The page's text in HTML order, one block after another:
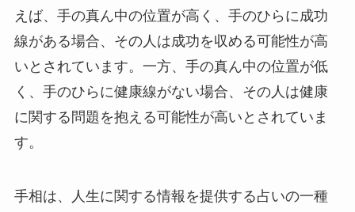
えば、手の真ん中の位置が高く、手のひらに成功
線がある場合、その人は成功を収める可能性が高
いとされています。一方、手の真ん中の位置が低
く、手のひらに健康線がない場合、その人は健康
に関する問題を抱える可能性が高いとされていま
す。
手相は、人生に関する情報を提供する占いの一種